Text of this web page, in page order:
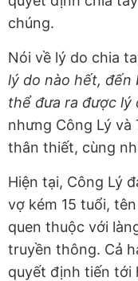
chúng.
Nói về lý do chia
lý do nào hết, đến
thể đưa ra được lý
nhưng Công Lý và
thân thiết, cùng
Hiện tại, Công Lý
vợ kém 15 tuổi,
quen thuộc với
truyền thông. Cả
quyết định tiến tới